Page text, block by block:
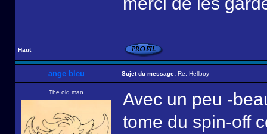
Haut
ange bleu Sujet du message: Re: Hellboy
The old man
Avec un peu -
tome du spin-off